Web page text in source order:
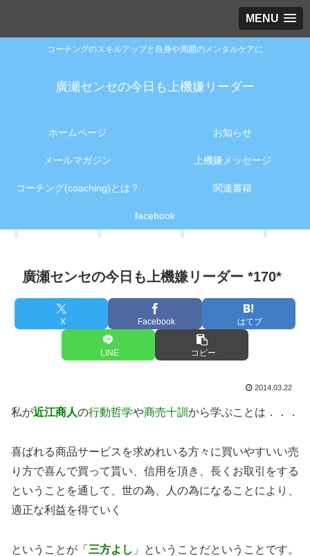
MENU
コーチングのスキルアップと自身や周囲のメンタルケアに
廣瀬センセの今日も上機嫌リーダー
ホームページ お知らせ
メールマガジン 上機嫌メッセージ
コーチング(coaching)とは？ 関連書籍
facebook
廣瀬センセの今日も上機嫌リーダー *170*
X Facebook はてブ
LINE コピー
2014.03.22
私が近江商人の行動哲学や商売十訓 から学ぶことは．．．
喜ばれる商品サービスを求めれいる方々に買いやすいい売
り方で喜んで買って貰い、信用を頂き、長くお取引をする
ということを通して、世の為、人の為になることにより、
適正な利益を得ていく
ということが「 三方よし 」ということだということです。